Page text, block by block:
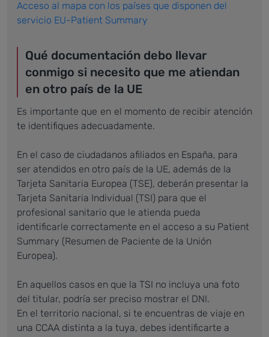
Acceso al mapa con los países que disponen del
servicio EU-Patient Summary
Qué documentación debo llevar
conmigo si necesito que me atiendan
en otro país de la UE
Es importante que en el momento de recibir atención
te identifiques adecuadamente.
En el caso de ciudadanos afiliados en España, para
ser atendidos en otro país de la UE, además de la
Tarjeta Sanitaria Europea (TSE), deberán presentar la
Tarjeta Sanitaria Individual (TSI) para que el
profesional sanitario que le atienda pueda
identificarle correctamente en el acceso a su Patient
Summary (Resumen de Paciente de la Unión
Europea).
En aquellos casos en que la TSI no incluya una foto
del titular, podría ser preciso mostrar el DNI.
En el territorio nacional, si te encuentras de viaje en
una CCAA distinta a la tuya, debes identificarte a